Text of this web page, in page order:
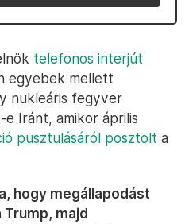
telefonos interjút
egyebek mellett
nukleáris fegyver
Iránt, amikor április
pusztulásáról posztolt a
hogy megállapodást
Trump, majd